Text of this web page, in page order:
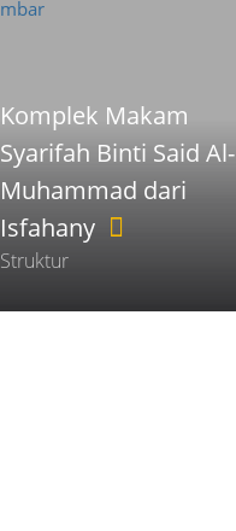
Komplek Makam
Syarifah Binti Said Al-
Muhammad dari
Isfahany
Struktur